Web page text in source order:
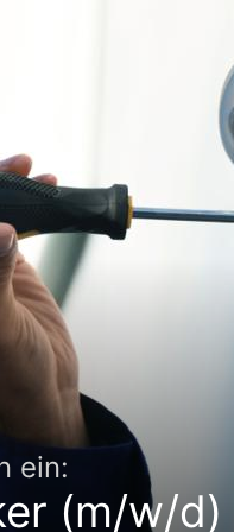
ein:
(m/w/d)